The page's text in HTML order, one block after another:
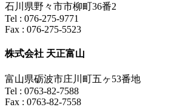
石川県野々市市柳町36番2
Tel : 076-275-9771
Fax : 076-275-5523
株式会社 天正富山
富山県砺波市庄川町五ヶ53番地
Tel : 0763-82-7588
Fax : 0763-82-7558